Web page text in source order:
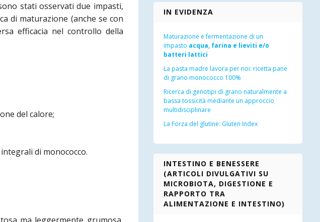
stati osservati due impasti,
di maturazione (anche se con
efficacia nel controllo della
del calore;
di monococco.
IN EVIDENZA
Maturazione e fermentazione di un
impasto acqua, farina e lieviti e/o
batteri lattici
La pasta madre lavora per noi: ricetta pane
di grano monococco 100%
Ricerca di genotipi di grano naturalmente a
bassa tossicità mediante un approccio
multidisciplinare
La Forza del glutine: Gluten Index
INTESTINO E BENESSERE
(ARTICOLI DIVULGATIVI SU
MICROBIOTA, DIGESTIONE E
RAPPORTO TRA
ALIMENTAZIONE E INTESTINO)